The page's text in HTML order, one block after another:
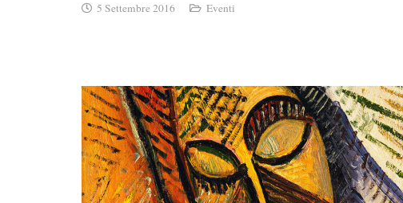
5 Settembre 2016 Eventi